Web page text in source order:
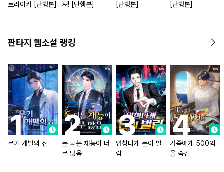
트라이커 [단행본]
져! [단행본]
[단행본]
[단행본]
판타지 웹소설 랭킹
무기 개발의 신
돈 되는 재능이 너
무 많음
엄청나게 돈이 벌
림
가족에게 500억
을 숨김